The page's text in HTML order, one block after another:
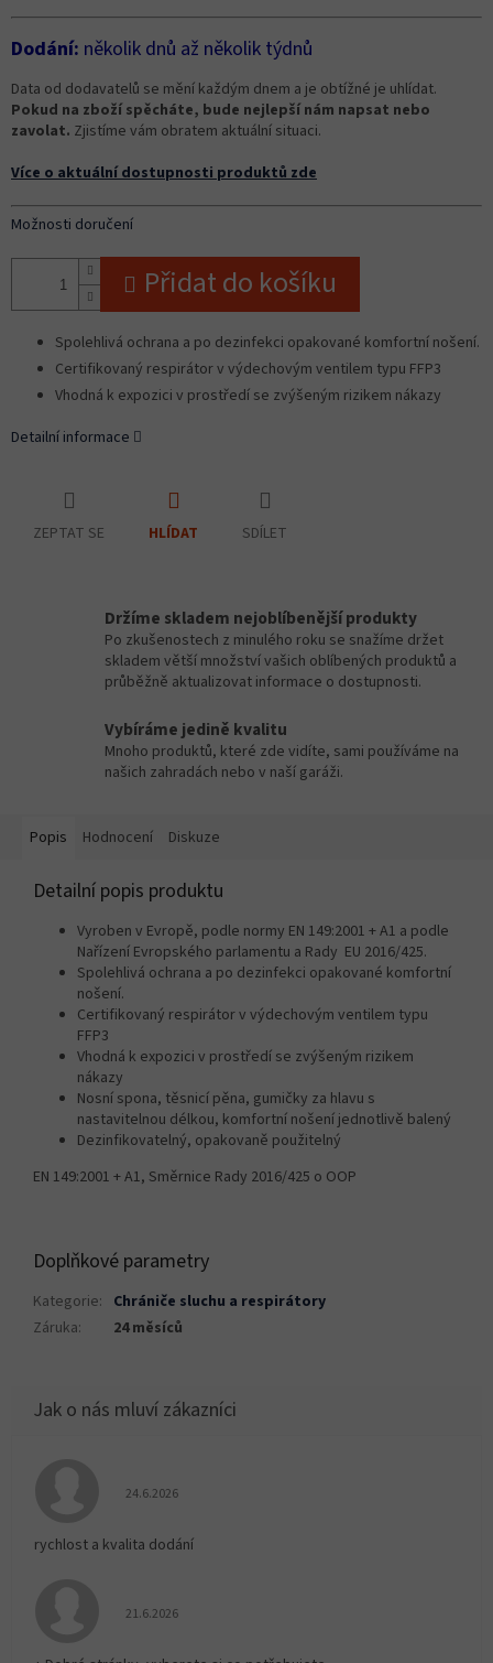
Dodání: několik dnů až několik týdnů
Data od dodavatelů se mění každým dnem a je obtížné je uhlídat.
Pokud na zboží spěcháte, bude nejlepší nám napsat nebo
zavolat. Zjistíme vám obratem aktuální situaci.
Více o aktuální dostupnosti produktů zde
Možnosti doručení
Přidat do košíku
Spolehlivá ochrana a po dezinfekci opakované komfortní nošení.
Certifikovaný respirátor v výdechovým ventilem typu FFP3
Vhodná k expozici v prostředí se zvýšeným rizikem nákazy
Detailní informace
ZEPTAT SE HLÍDAT SDÍLET
Držíme skladem nejoblíbenější produkty
Po zkušenostech z minulého roku se snažíme držet
skladem větší množství vašich oblíbených produktů a
průběžně aktualizovat informace o dostupnosti.
Vybíráme jedině kvalitu
Mnoho produktů, které zde vidíte, sami používáme na
našich zahradách nebo v naší garáži.
Popis Hodnocení Diskuze
Detailní popis produktu
Vyroben v Evropě, podle normy EN 149:2001 + A1 a podle
Nařízení Evropského parlamentu a Rady EU 2016/425.
Spolehlivá ochrana a po dezinfekci opakované komfortní
nošení.
Certifikovaný respirátor v výdechovým ventilem typu
FFP3
Vhodná k expozici v prostředí se zvýšeným rizikem
nákazy
Nosní spona, těsnicí pěna, gumičky za hlavu s
nastavitelnou délkou, komfortní nošení jednotlivě balený
Dezinfikovatelný, opakovaně použitelný
EN 149:2001 + A1, Směrnice Rady 2016/425 o OOP
Doplňkové parametry
Kategorie: Chrániče sluchu a respirátory
Záruka: 24 měsíců
Hodnocení obchodu je 5 z 5 hvězdiček.
24.6.2026
rychlost a kvalita dodání
Hodnocení obchodu je 5 z 5 hvězdiček.
21.6.2026